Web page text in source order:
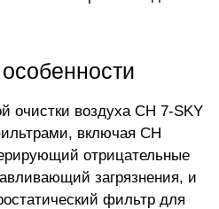
очистки воздуха CH 7-SKY
включая CH
отрицательные
загрязнения, и
фильтр для